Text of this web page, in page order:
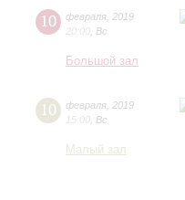
10 февраля 2019
20:00 Вс
Большой зал
10 февраля 2019
15:00 Вс
Малый зал